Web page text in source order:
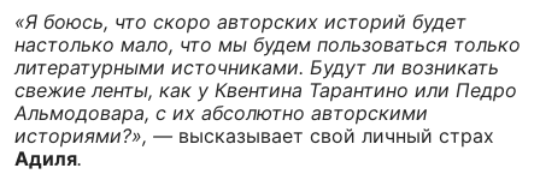
«Я боюсь, что скоро авторских историй будет
настолько мало, что мы будем пользоваться только
литературными источниками. Будут ли возникать
свежие ленты, как у Квентина Тарантино или Педро
Альмодовара, с их абсолютно авторскими
историями?», — высказывает свой личный страх
Адиля.